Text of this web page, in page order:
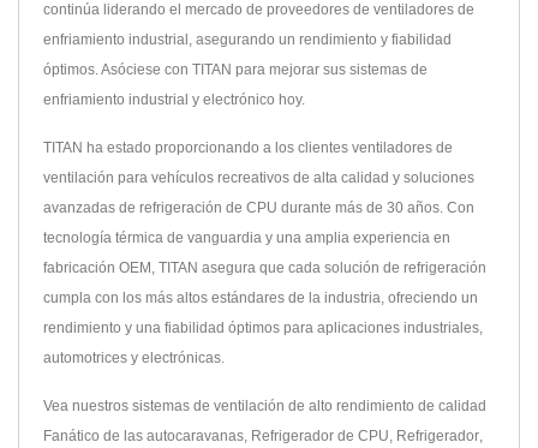
continúa liderando el mercado de proveedores de ventiladores de
enfriamiento industrial, asegurando un rendimiento y fiabilidad
óptimos. Asóciese con TITAN para mejorar sus sistemas de
enfriamiento industrial y electrónico hoy.
TITAN ha estado proporcionando a los clientes ventiladores de
ventilación para vehículos recreativos de alta calidad y soluciones
avanzadas de refrigeración de CPU durante más de 30 años. Con
tecnología térmica de vanguardia y una amplia experiencia en
fabricación OEM, TITAN asegura que cada solución de refrigeración
cumpla con los más altos estándares de la industria, ofreciendo un
rendimiento y una fiabilidad óptimos para aplicaciones industriales,
automotrices y electrónicas.
Vea nuestros sistemas de ventilación de alto rendimiento de calidad
Fanático de las autocaravanas, Refrigerador de CPU, Refrigerador,